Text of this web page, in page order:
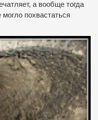
а вообще тогда
похвастаться